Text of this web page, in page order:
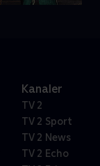
Kanaler
TV 2
TV 2 Sport
TV 2 News
TV 2 Echo